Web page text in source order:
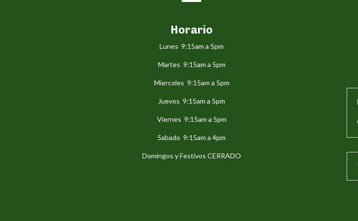
Horario
Lunes 9:15am a 5pm
Martes 9:15am a 5pm
Miercoles 9:15am a 5pm
Jueves 9:15am a 5pm
Viernes 9:15am a 5pm
Sabado 9:15am a 4pm
Domingos y Festivos CERRADO